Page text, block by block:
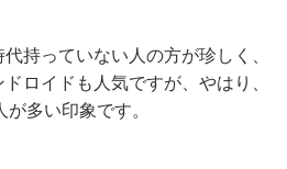
持っていない人の方が珍しく、
ロイドも人気ですが、やはり、
多い印象です。